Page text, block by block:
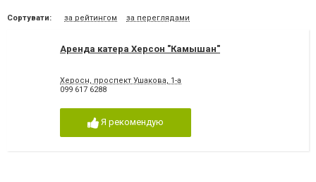
Сортувати: за рейтингом за переглядами
Аренда катера Херсон "Камышан"
Херосн, проспект Ушакова, 1-а
099 617 6288
Я рекомендую